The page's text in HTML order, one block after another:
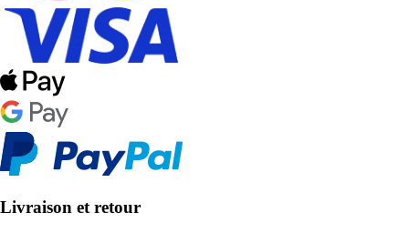
Livraison et retour